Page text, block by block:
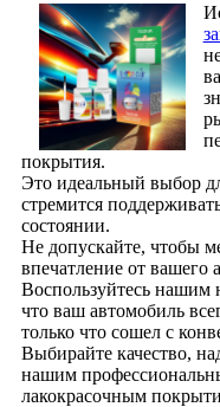
покрытия.
Это идеальный выбор
стремится
состоянии.
Не допускайте, чтобы
впечатление от вашего
Воспользуйтесь нашим
что ваш автомобиль
только что сошел с
Выбирайте качество,
нашим
лакокрасочным